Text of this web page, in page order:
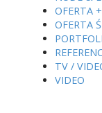
OFERTA
OFERTA
TV /
VIDEO